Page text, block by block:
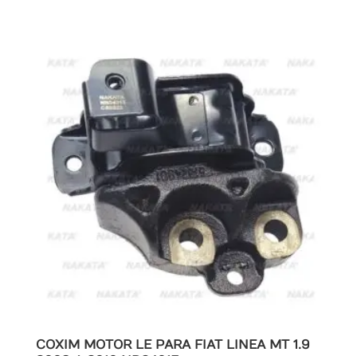
COXIM MOTOR LE PARA FIAT LINEA MT 1.9